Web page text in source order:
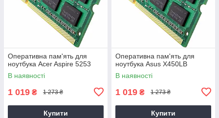
Оперативна пам'ять для
ноутбука Acer Aspire 5253
В наявності
1 019 ₴ 1 273 ₴
Купити
Оперативна пам'ять для
ноутбука Asus X450LB
В наявності
1 019 ₴ 1 273 ₴
Купити